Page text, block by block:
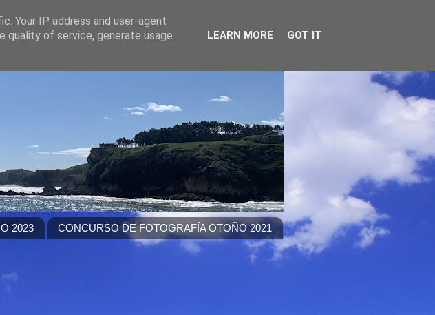
2023 CONCURSO DE FOTOGRAFÍA OTOÑO 2021
Your IP address and user-agent
quality of service, generate usage
LEARN MORE GOT IT